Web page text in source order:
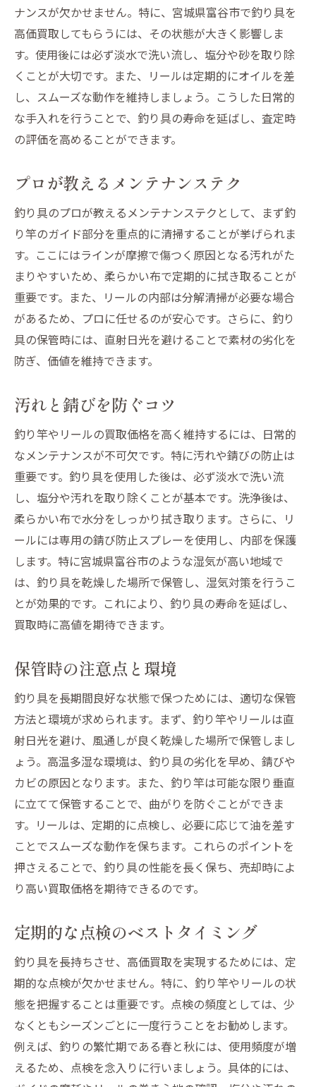
ナンスが欠かせません。特に、宮城県富谷市で釣り具を
高価買取してもらうには、その状態が大きく影響しま
す。使用後には必ず淡水で洗い流し、塩分や砂を取り除
くことが大切です。また、リールは定期的にオイルを差
し、スムーズな動作を維持しましょう。こうした日常的
な手入れを行うことで、釣り具の寿命を延ばし、査定時
の評価を高めることができます。
プロが教えるメンテナンステク
釣り具のプロが教えるメンテナンステクとして、まず釣
り竿のガイド部分を重点的に清掃することが挙げられま
す。ここにはラインが摩擦で傷つく原因となる汚れがた
まりやすいため、柔らかい布で定期的に拭き取ることが
重要です。また、リールの内部は分解清掃が必要な場合
があるため、プロに任せるのが安心です。さらに、釣り
具の保管時には、直射日光を避けることで素材の劣化を
防ぎ、価値を維持できます。
汚れと錆びを防ぐコツ
釣り竿やリールの買取価格を高く維持するには、日常的
なメンテナンスが不可欠です。特に汚れや錆びの防止は
重要です。釣り具を使用した後は、必ず淡水で洗い流
し、塩分や汚れを取り除くことが基本です。洗浄後は、
柔らかい布で水分をしっかり拭き取ります。さらに、リ
ールには専用の錆び防止スプレーを使用し、内部を保護
します。特に宮城県富谷市のような湿気が高い地域で
は、釣り具を乾燥した場所で保管し、湿気対策を行うこ
とが効果的です。これにより、釣り具の寿命を延ばし、
買取時に高値を期待できます。
保管時の注意点と環境
釣り具を長期間良好な状態で保つためには、適切な保管
方法と環境が求められます。まず、釣り竿やリールは直
射日光を避け、風通しが良く乾燥した場所で保管しまし
ょう。高温多湿な環境は、釣り具の劣化を早め、錆びや
カビの原因となります。また、釣り竿は可能な限り垂直
に立てて保管することで、曲がりを防ぐことができま
す。リールは、定期的に点検し、必要に応じて油を差す
ことでスムーズな動作を保ちます。これらのポイントを
押さえることで、釣り具の性能を長く保ち、売却時によ
り高い買取価格を期待できるのです。
定期的な点検のベストタイミング
釣り具を長持ちさせ、高価買取を実現するためには、定
期的な点検が欠かせません。特に、釣り竿やリールの状
態を把握することは重要です。点検の頻度としては、少
なくともシーズンごとに一度行うことをお勧めします。
例えば、釣りの繁忙期である春と秋には、使用頻度が増
えるため、点検を念入りに行いましょう。具体的には、